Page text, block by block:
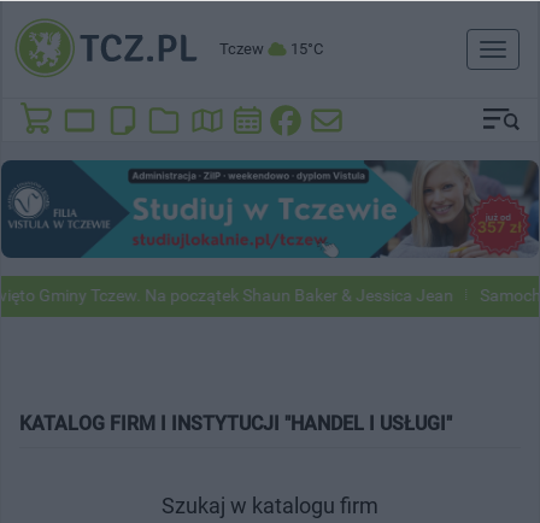
Tczew 15°C
Toggle
Gminy Tczew. Na początek Shaun Baker & Jessica Jean
KATALOG FIRM I INSTYTUCJI "HANDEL I USŁUGI"
Szukaj w katalogu firm